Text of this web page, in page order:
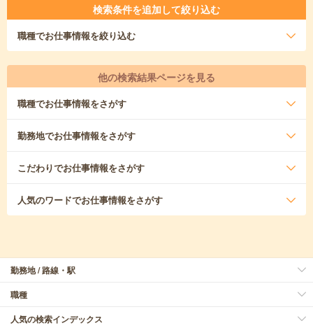
検索条件を追加して絞り込む
職種でお仕事情報を絞り込む
他の検索結果ページを見る
職種でお仕事情報をさがす
勤務地でお仕事情報をさがす
こだわりでお仕事情報をさがす
人気のワードでお仕事情報をさがす
勤務地 / 路線・駅
職種
人気の検索インデックス